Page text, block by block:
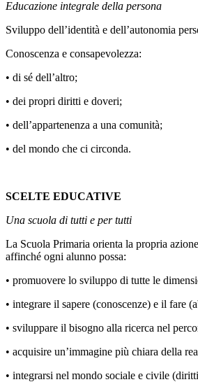
Educazione integrale della persona
Sviluppo dell’identità e dell’autonomia
Conoscenza e consapevolezza:
• di sé dell’altro;
• dei propri diritti e doveri;
• dell’appartenenza a una comunità;
• del mondo che ci circonda.
SCELTE EDUCATIVE
Una scuola di tutti e per tutti
La Scuola Primaria orienta la propria
affinché ogni alunno possa:
• promuovere lo sviluppo di tutte le
• integrare il sapere (conoscenze) e il fare
• sviluppare il bisogno alla ricerca nel
• acquisire un’immagine più chiara della
• integrarsi nel mondo sociale e civile